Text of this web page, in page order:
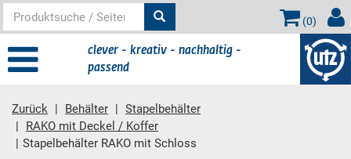
(0)
clever - kreativ - nachhaltig -
passend
Zurück Behälter
Stapelbehälter
RAKO mit Deckel / Koffer
Stapelbehälter RAKO mit Schloss